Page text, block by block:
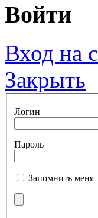
Войти
Вход на
Закрыть
Логин
Пароль
Запомнить меня